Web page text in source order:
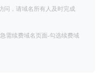
问，请域名所有人及时完成
需续费域名页面-勾选续费域